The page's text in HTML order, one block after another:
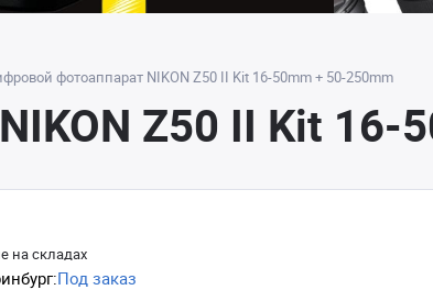
фотоаппарат NIKON Z50 II Kit 16-50mm + 50-250mm
Z50 II Kit 16-
на складах
Под заказ